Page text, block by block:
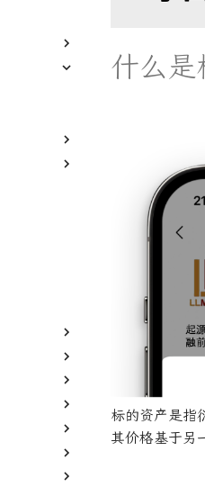
什么是
标的资产是指
其价格基于另